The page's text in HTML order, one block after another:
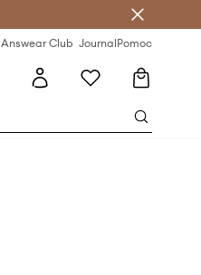
Answear Club JournalPomoc